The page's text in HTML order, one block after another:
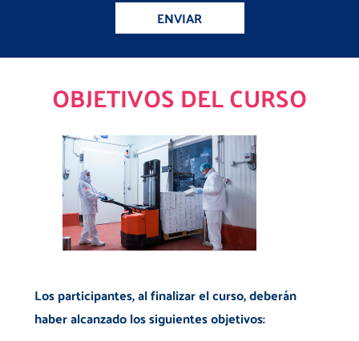
ENVIAR
OBJETIVOS DEL CURSO
Los participantes, al finalizar el curso, deberán
haber alcanzado los siguientes objetivos: